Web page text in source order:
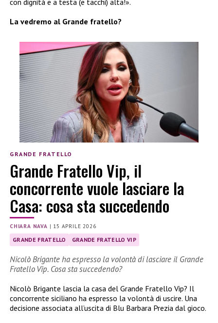
La vedremo al Grande fratello?
GRANDE FRATELLO
Grande Fratello Vip, il
concorrente vuole lasciare la
Casa: cosa sta succedendo
CHIARA NAVA | 15 APRILE 2026
GRANDE FRATELLO GRANDE FRATELLO VIP
Nicolò Brigante ha espresso la volontà di lasciare il Grande
Fratello Vip. Cosa sta succedendo?
Nicolò Brigante lascia la casa del Grande Fratello Vip? Il
concorrente siciliano ha espresso la volontà di uscire. Una
decisione associata all’uscita di Blu Barbara Prezia dal gioco.